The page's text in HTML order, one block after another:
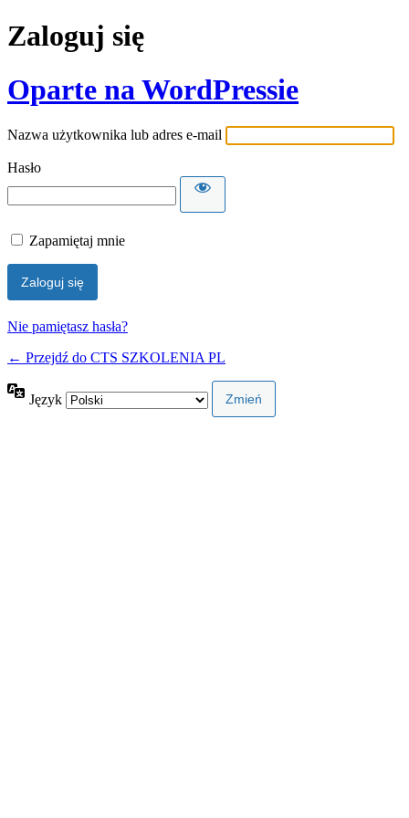
Zaloguj się
Oparte na WordPressie
Nazwa użytkownika lub adres e-mail
Hasło
Zapamiętaj mnie
Nie pamiętasz hasła?
← Przejdź do CTS SZKOLENIA PL
Język